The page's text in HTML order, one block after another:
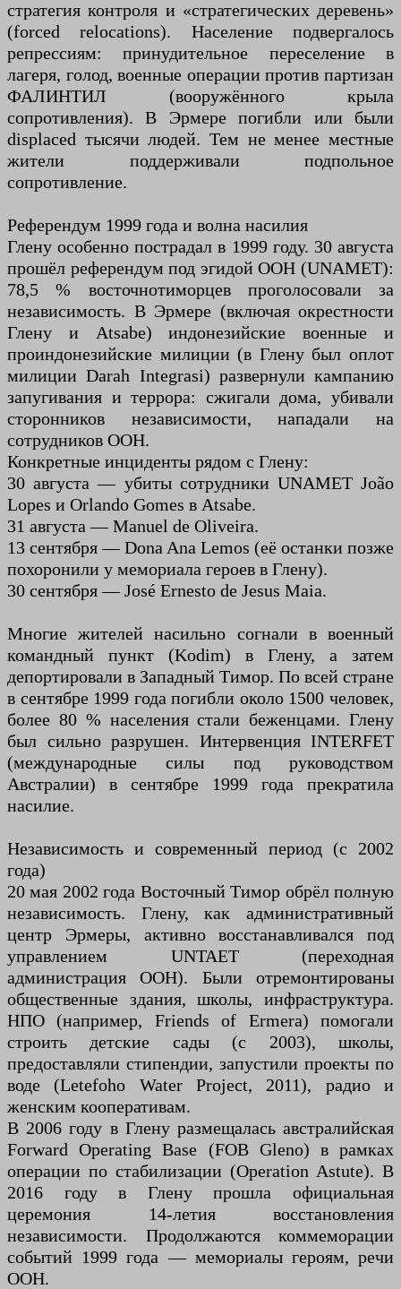
стратегия контроля и «стратегических деревень»
(forced relocations). Население подвергалось
репрессиям: принудительное переселение в
лагеря, голод, военные операции против партизан
ФАЛИНТИЛ (вооружённого крыла
сопротивления). В Эрмере погибли или были
displaced тысячи людей. Тем не менее местные
жители поддерживали подпольное
сопротивление.
Референдум 1999 года и волна насилия
Глену особенно пострадал в 1999 году. 30 августа
прошёл референдум под эгидой ООН (UNAMET):
78,5 % восточнотиморцев проголосовали за
независимость. В Эрмере (включая окрестности
Глену и Atsabe) индонезийские военные и
проиндонезийские милиции (в Глену был оплот
милиции Darah Integrasi) развернули кампанию
запугивания и террора: сжигали дома, убивали
сторонников независимости, нападали на
сотрудников ООН.
Конкретные инциденты рядом с Глену:
30 августа — убиты сотрудники UNAMET João
Lopes и Orlando Gomes в Atsabe.
31 августа — Manuel de Oliveira.
13 сентября — Dona Ana Lemos (её останки позже
похоронили у мемориала героев в Глену).
30 сентября — José Ernesto de Jesus Maia.
Многие жителей насильно согнали в военный
командный пункт (Kodim) в Глену, а затем
депортировали в Западный Тимор. По всей стране
в сентябре 1999 года погибли около 1500 человек,
более 80 % населения стали беженцами. Глену
был сильно разрушен. Интервенция INTERFET
(международные силы под руководством
Австралии) в сентябре 1999 года прекратила
насилие.
Независимость и современный период (с 2002
года)
20 мая 2002 года Восточный Тимор обрёл полную
независимость. Глену, как административный
центр Эрмеры, активно восстанавливался под
управлением UNTAET (переходная
администрация ООН). Были отремонтированы
общественные здания, школы, инфраструктура.
НПО (например, Friends of Ermera) помогали
строить детские сады (с 2003), школы,
предоставляли стипендии, запустили проекты по
воде (Letefoho Water Project, 2011), радио и
женским кооперативам.
В 2006 году в Глену размещалась австралийская
Forward Operating Base (FOB Gleno) в рамках
операции по стабилизации (Operation Astute). В
2016 году в Глену прошла официальная
церемония 14-летия восстановления
независимости. Продолжаются коммеморации
событий 1999 года — мемориалы героям, речи
ООН.